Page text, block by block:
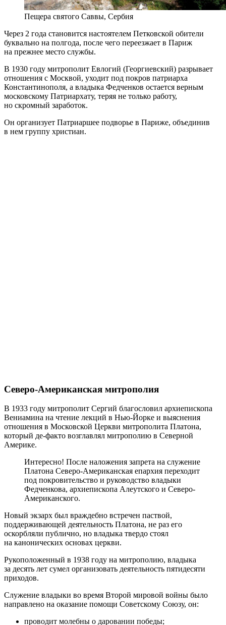
Пещера святого Саввы, Сербия
Через 2 года становится настоятелем Петковской обители
буквально на полгода, после чего переезжает в Париж
на прежнее место службы.
В 1930 году митрополит Евлогий (Георгиевский) разрывает
отношения с Москвой, уходит под покров патриарха
Константинополя, а владыка Федченков остается верным
московскому Патриархату, теряя не только работу,
но скромный заработок.
Он организует Патриаршее подворье в Париже, объединив
в нем группу христиан.
Северо-Американская митрополия
В 1933 году митрополит Сергий благословил архиепископа
Вениамина на чтение лекций в Нью-Йорке и выяснения
отношения в Московской Церкви митрополита Платона,
который де-факто возглавлял митрополию в Северной
Америке.
Интересно! После наложения запрета на служение
Платона Северо-Американская епархия переходит
под покровительство и руководство владыки
Федченкова, архиепископа Алеутского и Северо-
Американского.
Новый экзарх был враждебно встречен паствой,
поддерживающей деятельность Платона, не раз его
оскорбляли публично, но владыка твердо стоял
на канонических основах церкви.
Рукоположенный в 1938 году на митрополию, владыка
за десять лет сумел организовать деятельность пятидесяти
приходов.
Служение владыки во время Второй мировой войны было
направлено на оказание помощи Советскому Союзу, он:
проводит молебны о даровании победы;